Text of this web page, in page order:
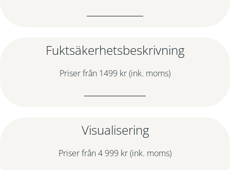
Fuktsäkerhetsbeskrivning
Priser från 1499 kr (ink. moms)
Visualisering
Priser från 4 999 kr (ink. moms)